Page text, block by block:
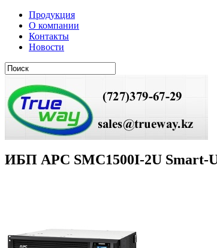
Продукция
О компании
Контакты
Новости
ИБП АРС SMC1500I-2U Smart-